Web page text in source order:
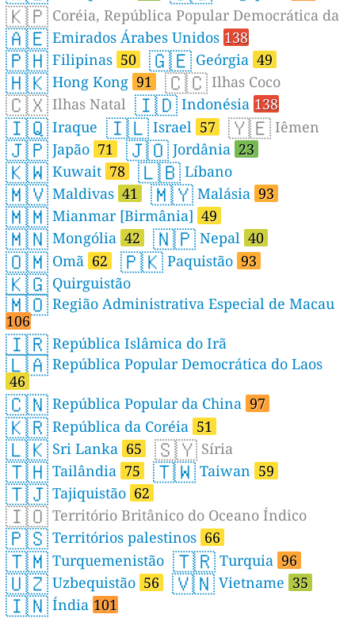
🇰🇵 Coréia, República Popular Democrática da
🇦🇪 Emirados Árabes Unidos 138
🇵🇭 Filipinas 50 🇬🇪 Geórgia 49
🇭🇰 Hong Kong 91 🇨🇨 Ilhas Coco
🇨🇽 Ilhas Natal 🇮🇩 Indonésia 138
🇮🇶 Iraque 🇮🇱 Israel 57 🇾🇪 Iêmen
🇯🇵 Japão 71 🇯🇴 Jordânia 23
🇰🇼 Kuwait 78 🇱🇧 Líbano
🇲🇻 Maldivas 41 🇲🇾 Malásia 93
🇲🇲 Mianmar [Birmânia] 49
🇲🇳 Mongólia 42 🇳🇵 Nepal 40
🇴🇲 Omã 62 🇵🇰 Paquistão 93
🇰🇬 Quirguistão
🇲🇴 Região Administrativa Especial de Macau
106
🇮🇷 República Islâmica do Irã
🇱🇦 República Popular Democrática do Laos
46
🇨🇳 República Popular da China 97
🇰🇷 República da Coréia 51
🇱🇰 Sri Lanka 65 🇸🇾 Síria
🇹🇭 Tailândia 75 🇹🇼 Taiwan 59
🇹🇯 Tajiquistão 62
🇮🇴 Território Britânico do Oceano Índico
🇵🇸 Territórios palestinos 66
🇹🇲 Turquemenistão 🇹🇷 Turquia 96
🇺🇿 Uzbequistão 56 🇻🇳 Vietname 35
🇮🇳 Índia 101